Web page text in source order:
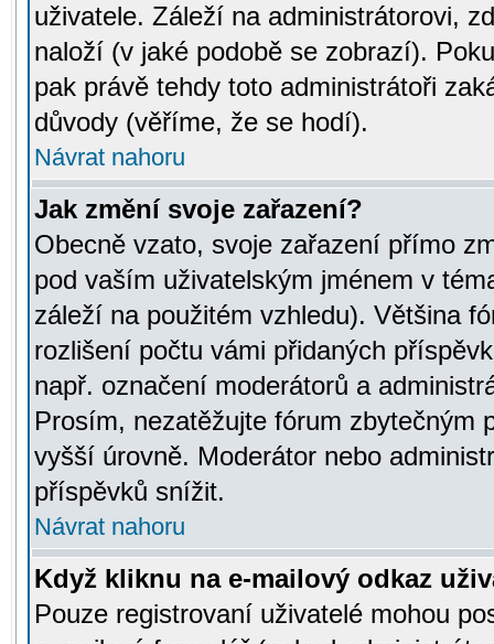
uživatele. Záleží na administrátorovi,
naloží (v jaké podobě se zobrazí).
pak právě tehdy toto administrátoři
důvody (věříme, že se hodí).
Návrat nahoru
Jak změní svoje zařazení?
Obecně vzato, svoje zařazení přímo
pod vaším uživatelským jménem v
záleží na použitém vzhledu). Většina
rozlišení počtu vámi přidaných
např. označení moderátorů a
Prosím, nezatěžujte fórum zbytečným
vyšší úrovně. Moderátor nebo
příspěvků snížit.
Návrat nahoru
Když kliknu na e-mailový odkaz
Pouze registrovaní uživatelé mohou